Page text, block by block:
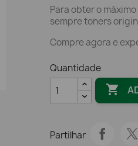
Para obter o
sempre toners
Compre agora e
Quantidade

Partilhar